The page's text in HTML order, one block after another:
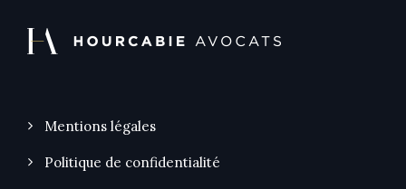
Mentions légales
Politique de confidentialité